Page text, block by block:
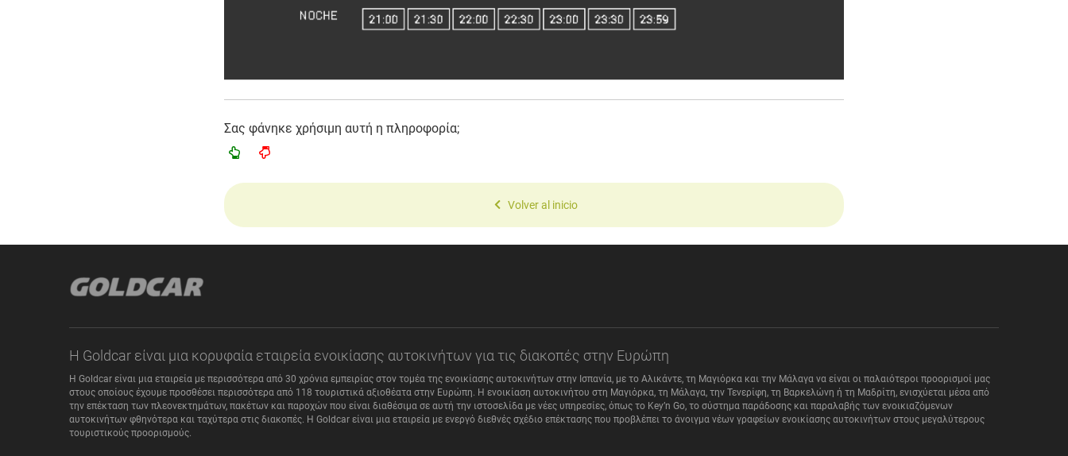
Σας φάνηκε χρήσιμη αυτή η πληροφορία;
Volver al inicio
Η Goldcar είναι μια κορυφαία εταιρεία ενοικίασης αυτοκινήτων για τις διακοπές στην Ευρώπη
Η Goldcar είναι μια εταιρεία με περισσότερα από 30 χρόνια εμπειρίας στον τομέα της ενοικίασης αυτοκινήτων στην Ισπανία, με το Αλικάντε, τη Μαγιόρκα και την Μάλαγα να είναι οι παλαιότεροι προορισμοί μας
στους οποίους έχουμε προσθέσει περισσότερα από 118 τουριστικά αξιοθέατα στην Ευρώπη. Η ενοικίαση αυτοκινήτου στη Μαγιόρκα, τη Μάλαγα, την Τενερίφη, τη Βαρκελώνη ή τη Μαδρίτη, ενισχύεται μέσα από
την επέκταση των πλεονεκτημάτων, πακέτων και παροχών που είναι διαθέσιμα σε αυτή την ιστοσελίδα με νέες υπηρεσίες, όπως το Key’n Go, το σύστημα παράδοσης και παραλαβής των ενοικιαζόμενων
αυτοκινήτων φθηνότερα και ταχύτερα στις διακοπές. Η Goldcar είναι μια εταιρεία με ενεργό διεθνές σχέδιο επέκτασης που προβλέπει το άνοιγμα νέων γραφείων ενοικίασης αυτοκινήτων στους μεγαλύτερους
τουριστικούς προορισμούς.